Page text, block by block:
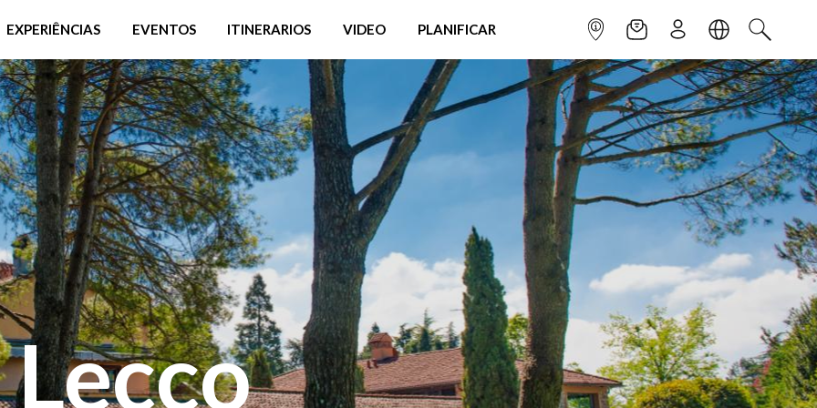
EXPERIÊNCIAS EVENTOS ITINERARIOS VIDEO PLANIFICAR INFOPOINTNEWSLETTER
SUSCRÌBETE
IDIOMABUSCAR